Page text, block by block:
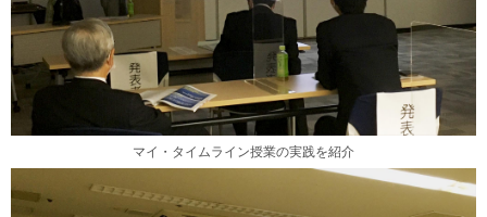
マイ・タイムライン授業の実践を紹介